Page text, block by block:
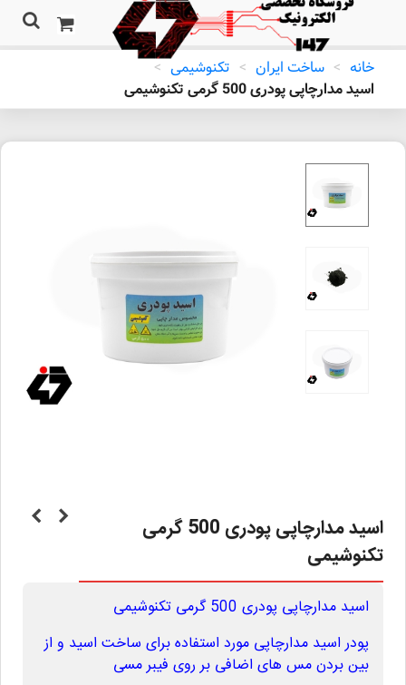
خانه > ساخت ایران > تکنوشیمی >
اسید مدارچاپی پودری 500 گرمی تکنوشیمی
اسید مدارچاپی پودری 500 گرمی
تکنوشیمی
اسید مدارچاپی پودری 500 گرمی تکنوشیمی
پودر اسید مدارچاپی مورد استفاده برای ساخت اسید و از
بین بردن مس های اضافی بر روی فیبر مسی